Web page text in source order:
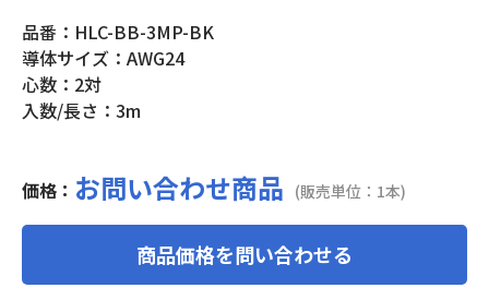
品番：HLC-BB-3MP-BK
導体サイズ：AWG24
心数：2対
入数/長さ：3m
価格： お問い合わせ商品 (販売単位：1本)
商品価格を問い合わせる